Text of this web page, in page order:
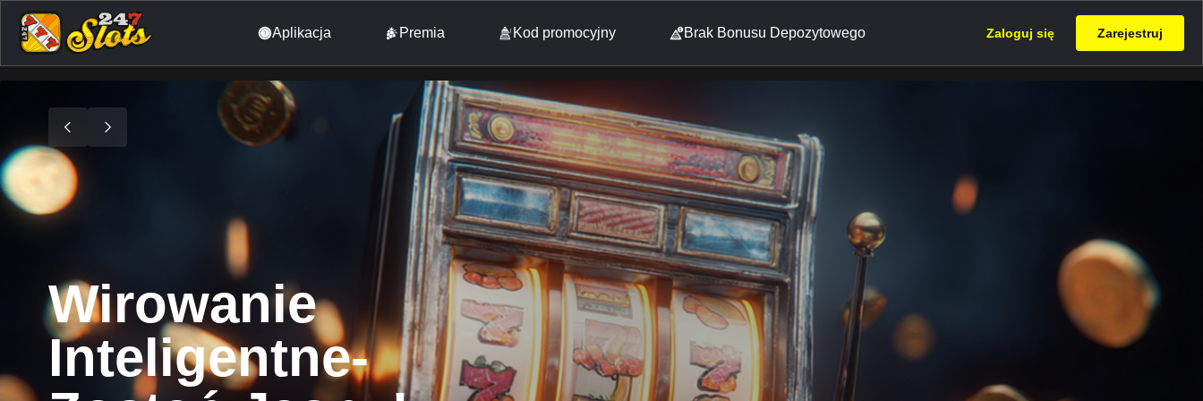
Aplikacja Premia Kod promocyjny Brak Bonusu Depozytowego Zaloguj się Zarejestruj
Wirowanie
Inteligentne-